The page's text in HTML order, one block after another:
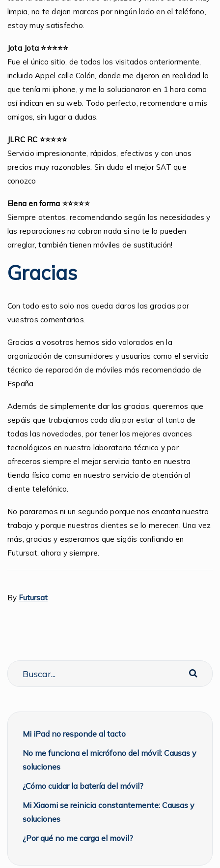
limpia, no te dejan marcas por ningún lado en el teléfono,
estoy muy satisfecho.
Jota Jota ⭐⭐⭐⭐⭐
Fue el único sitio, de todos los visitados anteriormente,
incluido Appel calle Colón, donde me dijeron en realidad lo
que tenía mi iphone, y me lo solucionaron en 1 hora como
así indican en su web. Todo perfecto, recomendare a mis
amigos, sin lugar a dudas.
JLRC RC ⭐⭐⭐⭐⭐
Servicio impresionante, rápidos, efectivos y con unos
precios muy razonables. Sin duda el mejor SAT que
conozco
Elena en forma ⭐⭐⭐⭐⭐
Siempre atentos, recomendando según las necesidades y
las reparaciones no cobran nada si no te lo pueden
arreglar, también tienen móviles de sustitución!
Gracias
Con todo esto solo nos queda daros las gracias por
vuestros comentarios.
Gracias a vosotros hemos sido valorados en la
organización de consumidores y usuarios como el servicio
técnico de reparación de móviles más recomendado de
España.
Además de simplemente dar las gracias, queremos que
sepáis que trabajamos cada día por estar al tanto de
todas las novedades, por tener los mejores avances
tecnológicos en nuestro laboratorio técnico y por
ofreceros siempre el mejor servicio tanto en nuestra
tienda física como en nuestro servicio de atención al
cliente telefónico.
No pararemos ni un segundo porque nos encanta nuestro
trabajo y porque nuestros clientes se lo merecen. Una vez
más, gracias y esperamos que sigáis confiando en
Futursat, ahora y siempre.
By Futursat
Mi iPad no responde al tacto
No me funciona el micrófono del móvil: Causas y
soluciones
¿Cómo cuidar la batería del móvil?
Mi Xiaomi se reinicia constantemente: Causas y
soluciones
¿Por qué no me carga el movil?